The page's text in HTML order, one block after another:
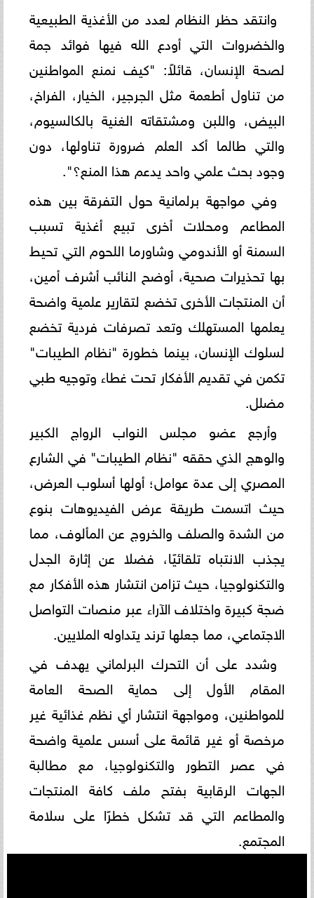
وانتقد حظر النظام لعدد من الأغذية الطبيعية
والخضروات التي أودع الله فيها فوائد جمة
لصحة الإنسان، قائلاً: "كيف نمنع المواطنين
من تناول أطعمة مثل الجرجير، الخيار، الفراخ،
البيض، واللبن ومشتقاته الغنية بالكالسيوم،
والتي طالما أكد العلم ضرورة تناولها، دون
وجود بحث علمي واحد يدعم هذا المنع؟".
وفي مواجهة برلمانية حول التفرقة بين هذه
المطاعم ومحلات أخرى تبيع أغذية تسبب
السمنة أو الأندومي وشاورما اللحوم التي تحيط
بها تحذيرات صحية، أوضح النائب أشرف أمين،
أن المنتجات الأخرى تخضع لتقارير علمية واضحة
يعلمها المستهلك وتعد تصرفات فردية تخضع
لسلوك الإنسان، بينما خطورة "نظام الطيبات"
تكمن في تقديم الأفكار تحت غطاء وتوجيه طبي
مضلل.
وأرجع عضو مجلس النواب الرواج الكبير
والوهج الذي حققه "نظام الطيبات" في الشارع
المصري إلى عدة عوامل؛ أولها أسلوب العرض،
حيث اتسمت طريقة عرض الفيديوهات بنوع
من الشدة والصلف والخروج عن المألوف، مما
يجذب الانتباه تلقائيًا، فضلا عن إثارة الجدل
والتكنولوجيا، حيث تزامن انتشار هذه الأفكار مع
ضجة كبيرة واختلاف الآراء عبر منصات التواصل
الاجتماعي، مما جعلها ترند يتداوله الملايين.
وشدد على أن التحرك البرلماني يهدف في
المقام الأول إلى حماية الصحة العامة
للمواطنين، ومواجهة انتشار أي نظم غذائية غير
مرخصة أو غير قائمة على أسس علمية واضحة
في عصر التطور والتكنولوجيا، مع مطالبة
الجهات الرقابية بفتح ملف كافة المنتجات
والمطاعم التي قد تشكل خطرًا على سلامة
المجتمع.